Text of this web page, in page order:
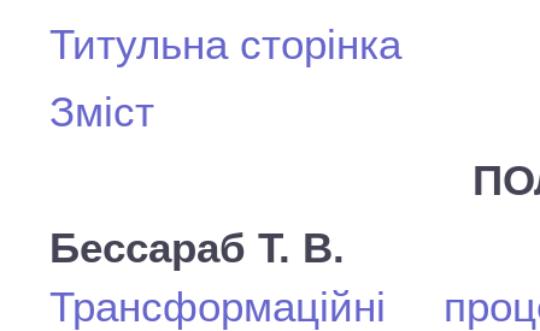
Титульна сторінка
Зміст
Бессараб Т. В.
Трансформаційні